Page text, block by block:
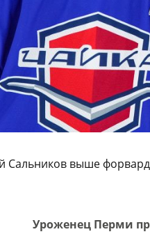
Сальников выше
Уроженец Перми